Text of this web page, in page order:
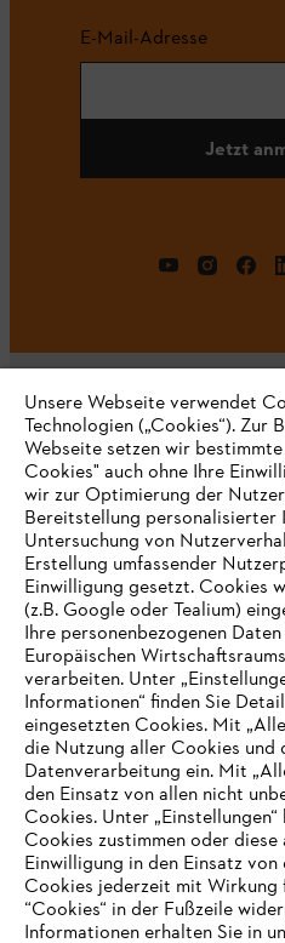
E-Mail-Adresse
Jetzt
Unternehmen
Häufig gestellte Fragen
Support
Datenschutz Impressum
Rechtliche Informationen
IHR BROWSER
UNTERSTÜTZT
Sie nutzen einen Browser, den
eine optimale Nutzung unserer
einem der folgenden Browser zu
Unsere Webseite verwendet
Technologien („Cookies“). Zur
Webseite setzen wir
Cookies" auch ohne Ihre
wir zur Optimierung der
Bereitstellung personalisierter
Untersuchung von
Erstellung umfassender
Einwilligung gesetzt. Cookies
(z.B. Google oder Tealium)
Ihre personenbezogenen
Europäischen
verarbeiten. Unter
Informationen“ finden Sie
eingesetzten Cookies. Mit
die Nutzung aller Cookies und
Datenverarbeitung ein. Mit
den Einsatz von allen nicht
Cookies. Unter
Cookies zustimmen oder diese
Einwilligung in den Einsatz
Cookies jederzeit mit Wirkung
“Cookies“ in der Fußzeile
Informationen erhalten Sie in